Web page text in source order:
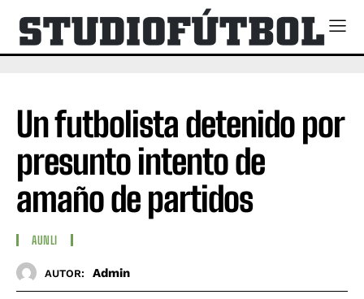
Un futbolista detenido por
presunto intento de
amaño de partidos
AUNLI
AUTOR: Admin